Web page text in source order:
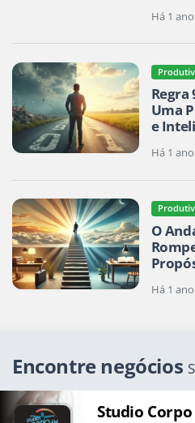
Há 1
Regra
Uma
e
Há 1
O
Há 1
Encontre negócios
Studio